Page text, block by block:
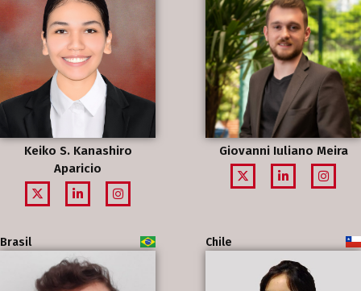
Keiko S. Kanashiro
Aparicio
Giovanni Iuliano Meira
Brasil Chile